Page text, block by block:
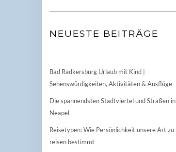
NEUESTE BEITRÄGE
Bad Radkersburg Urlaub mit Kind |
Sehenswürdigkeiten, Aktivitäten & Ausflüge
Die spannendsten Stadtviertel und Straßen in
Neapel
Reisetypen: Wie Persönlichkeit unsere Art zu
reisen bestimmt